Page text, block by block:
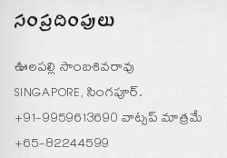
సంప్రదింపులు
ఊలపల్లి సాంబశివరావు
SINGAPORE, సింగపూర్.
+91-9959613690 వాట్సప్ మాత్రమే
+65-82244599